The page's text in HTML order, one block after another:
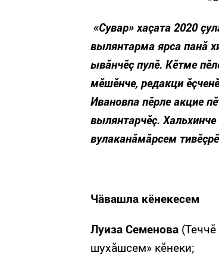
«Сувар» хаçата 2020
вылянтарма ярса панă
ывăнчӗç пулӗ. Кӗтме
мӗшӗнче, редакци
Ивановпа пӗрле акцие
вылянтарчӗç.
вулаканăмăрсем
Чăвашла кӗнекесем
Луиза Семенова
шухăшсем» кӗнеки;